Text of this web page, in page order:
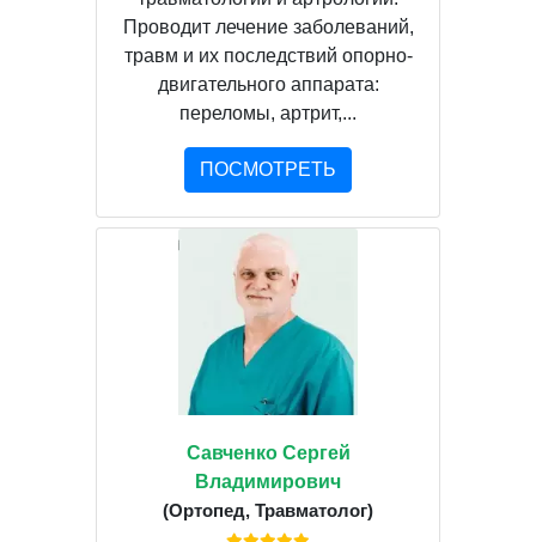
Проводит лечение заболеваний,
травм и их последствий опорно-
двигательного аппарата:
переломы, артрит,...
ПОСМОТРЕТЬ
Савченко Сергей
Владимирович
(Ортопед, Травматолог)